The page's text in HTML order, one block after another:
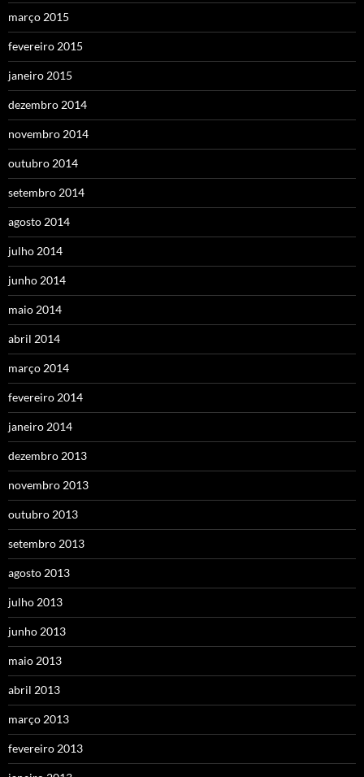
março 2015
fevereiro 2015
janeiro 2015
dezembro 2014
novembro 2014
outubro 2014
setembro 2014
agosto 2014
julho 2014
junho 2014
maio 2014
abril 2014
março 2014
fevereiro 2014
janeiro 2014
dezembro 2013
novembro 2013
outubro 2013
setembro 2013
agosto 2013
julho 2013
junho 2013
maio 2013
abril 2013
março 2013
fevereiro 2013